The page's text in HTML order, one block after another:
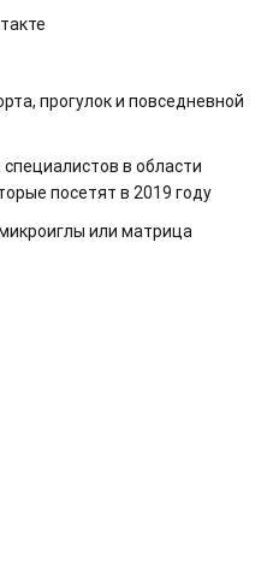
прогулок и повседневной
в области
посетят в 2019 году
или матрица